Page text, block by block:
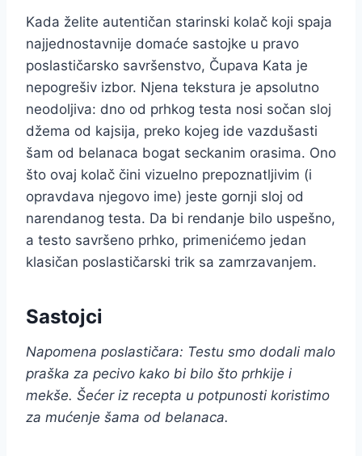
Kada želite autentičan starinski kolač koji spaja
najjednostavnije domaće sastojke u pravo
poslastičarsko savršenstvo, Čupava Kata je
nepogrešiv izbor. Njena tekstura je apsolutno
neodoljiva: dno od prhkog testa nosi sočan sloj
džema od kajsija, preko kojeg ide vazdušasti
šam od belanaca bogat seckanim orasima. Ono
što ovaj kolač čini vizuelno prepoznatljivim (i
opravdava njegovo ime) jeste gornji sloj od
narendanog testa. Da bi rendanje bilo uspešno,
a testo savršeno prhko, primenićemo jedan
klasičan poslastičarski trik sa zamrzavanjem.
Sastojci
Napomena poslastičara: Testu smo dodali malo
praška za pecivo kako bi bilo što prhkije i
mekše. Šećer iz recepta u potpunosti koristimo
za mućenje šama od belanaca.